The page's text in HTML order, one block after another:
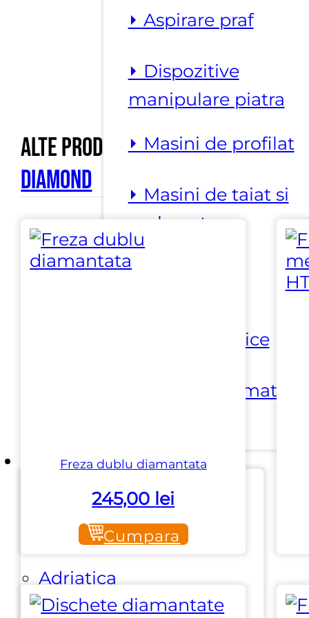
⏵ Aspirare praf
⏵ Dispozitive
manipulare piatra
⏵ Masini de profilat
⏵ Masini de taiat si
prelucrat
⏵ Prelucrare
⏵ Scule electrice
⏵ Scule pneumatice
Branduri
Aardwolf
Adriatica
Alte produse marcaHi-Cut
Diamond
Freza dublu diamantata
245,00 lei
Cumpara